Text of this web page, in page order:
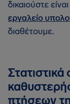
δικαιούστε
εργαλείο
διαθέτουμε.
πτήσεων